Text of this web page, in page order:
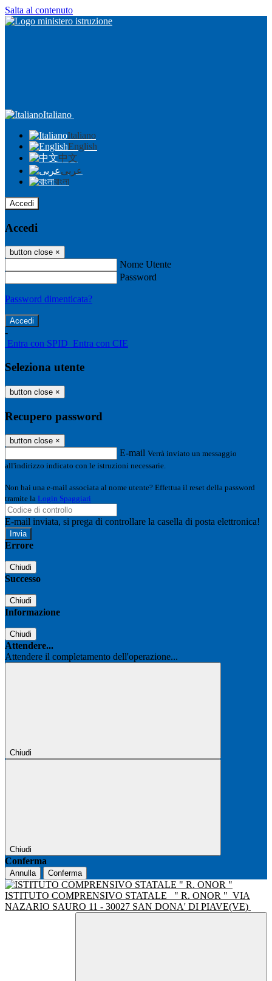
Salta al contenuto
Italiano
Italiano
English
中文
عربى
বাংলা
Accedi
Accedi
button close ×
Nome Utente
Password
Password dimenticata?
-
Entra con SPID Entra con CIE
Seleziona utente
button close ×
Recupero password
button close ×
E-mail Verrà inviato un messaggio
all'indirizzo indicato con le istruzioni necessarie.
Non hai una e-mail associata al nome utente? Effettua il reset della password
tramite la Login Spaggiari
E-mail inviata, si prega di controllare la casella di posta elettronica!
Errore
Chiudi
Successo
Chiudi
Informazione
Chiudi
Attendere...
Attendere il completamento dell'operazione...
Chiudi
Chiudi
Conferma
Annulla Conferma
ISTITUTO COMPRENSIVO STATALE " R. ONOR " VIA
NAZARIO SAURO 11 - 30027 SAN DONA' DI PIAVE(VE)